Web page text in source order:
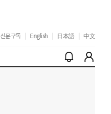
신문구독 English 日本語 中文